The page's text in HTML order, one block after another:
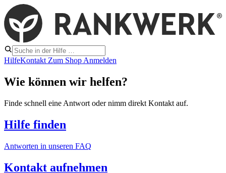
HilfeKontakt Zum Shop Anmelden
Wie können wir helfen?
Finde schnell eine Antwort oder nimm direkt Kontakt auf.
Hilfe finden
Antworten in unseren FAQ
Kontakt aufnehmen